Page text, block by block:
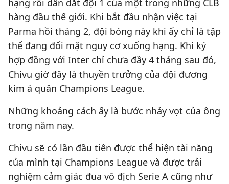
hạng rồi dẫn dắt đội 1 của một trong những CLB
hàng đầu thế giới. Khi bắt đầu nhận việc tại
Parma hồi tháng 2, đội bóng này khi ấy chỉ là tập
thể đang đối mặt nguy cơ xuống hạng. Khi ký
hợp đồng với Inter chỉ chưa đầy 4 tháng sau đó,
Chivu giờ đây là thuyền trưởng của đội đương
kim á quân Champions League.
Những khoảng cách ấy là bước nhảy vọt của ông
trong năm nay.
Chivu sẽ có lần đầu tiên được thể hiện tài năng
của mình tại Champions League và được trải
nghiệm cảm giác đua vô địch Serie A cũng như